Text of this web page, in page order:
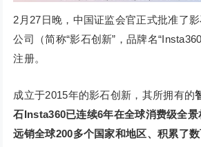
2月27日晚，中国证监会官正式批准了
公司（简称“影石创新”，品牌名
注册。
成立于2015年的影石创新，其所拥有的
石Insta360已连续6年在全球消费级全景
远销全球200多个国家和地区、积累了